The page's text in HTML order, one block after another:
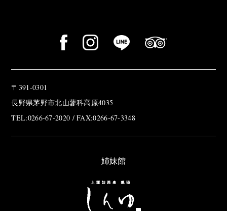
〒391-0301
長野県茅野市北山蓼科高原4035
TEL:0266-67-2020 / FAX:0266-67-3348
姉妹館